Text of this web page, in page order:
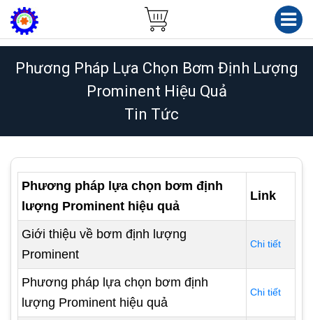
Phương Pháp Lựa Chọn Bơm Định Lượng
Prominent Hiệu Quả
Tin Tức
Phương pháp lựa chọn bơm định
lượng Prominent hiệu quả
Link
Giới thiệu về bơm định lượng
Prominent
Chi tiết
Phương pháp lựa chọn bơm định
lượng Prominent hiệu quả
Chi tiết